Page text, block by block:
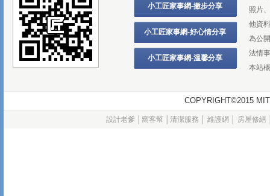
小工匠家事網-撇步分享
小工匠家事網-好心情分享
小工匠家事網-溫馨分享
照片
他資
為公
法情
本站
COPYRIGHT©2015
設計老爹 窩客幫 清潔服務 維護網 房屋修繕